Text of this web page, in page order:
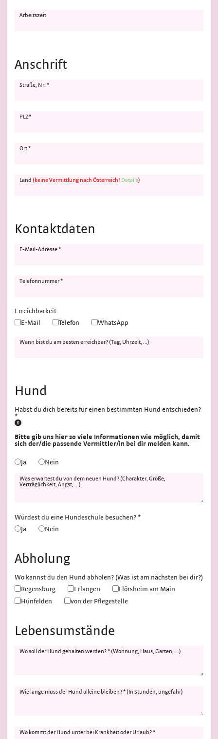
Arbeitszeit
Anschrift
Straße, Nr. *
PLZ*
Ort *
Land (keine Vermittlung nach Österreich! Details)
Kontaktdaten
E-Mail-Adresse *
Telefonnummer *
Erreichbarkeit
E-Mail
Telefon WhatsApp
Wann bist du am besten erreichbar? (Tag, Uhrzeit, ...)
Hund
Habst du dich bereits für einen bestimmten Hund entschieden?
*
Bitte gib uns hier so viele Informationen wie möglich, damit
sich der/die passende Vermittler/in bei dir melden kann.
Ja Nein
Was erwartest du von dem neuen Hund? (Charakter, Größe,
Verträglichkeit, Angst, ...)
Würdest du eine Hundeschule besuchen? *
Ja
Nein
Abholung
Wo kannst du den Hund abholen? (Was ist am nächsten bei dir?)
Regensburg
Erlangen
Flörsheim am Main
Hünfelden
von der Pflegestelle
Lebensumstände
Wo soll der Hund gehalten werden? * (Wohnung, Haus, Garten, ...)
Wie lange muss der Hund alleine bleiben? * (In Stunden, ungefähr)
Wo kommt der Hund unter bei Krankheit oder Urlaub? *